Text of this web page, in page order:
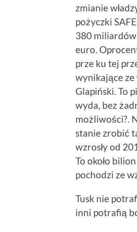
zmianie
pożyczki
380 miliardów
euro.
prze ku tej
wynikające ze
Glapiński. To
wyda, bez
możliwości?.
stanie zrobić
wzrosły od
To około
pochodzi ze
Tusk nie
inni potrafią